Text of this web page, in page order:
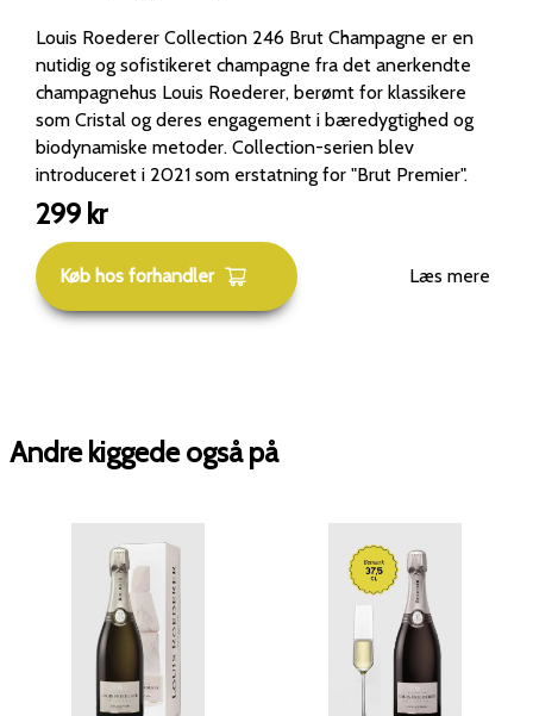
Louis Roederer Collection 246 Brut Champagne er en
nutidig og sofistikeret champagne fra det anerkendte
champagnehus Louis Roederer, berømt for klassikere
som Cristal og deres engagement i bæredygtighed og
biodynamiske metoder. Collection-serien blev
introduceret i 2021 som erstatning for "Brut Premier".
Serien fokuserer på at skabe en mere præcis, kompleks
og terroirdrevet champagne, hvor hver "Collection"-
udgave er nummereret (her: 246, der refererer til den
246. høst siden husets grundlæggelse i 1776). Collection
246 er en multi-vintage champagne, der primært består
Chardonnay, 39 % Pinot Noir, 19 % Meunier Alkohol: Ca.
12,5 % Dosage: Ca. 7 g/l (Brut) Duft: En delikat og
blomster, ristede mandler, brioche og et hint af
mineralitet og flint. En meget ren og frisk duftprofil.
Smag: Elegant og velafbalanceret med livlig syre og
fine, cremede bobler. Smagen byder på modne
stenfrugter som fersken og æble, citrus, hasselnød, lidt
krydret toast og kalket mineralitet. En lang, frisk og
raffineret afslutning. Serveringsforslag: – Serveres ved
299 kr
Køb hos forhandler Læs mere
Andre kiggede også på